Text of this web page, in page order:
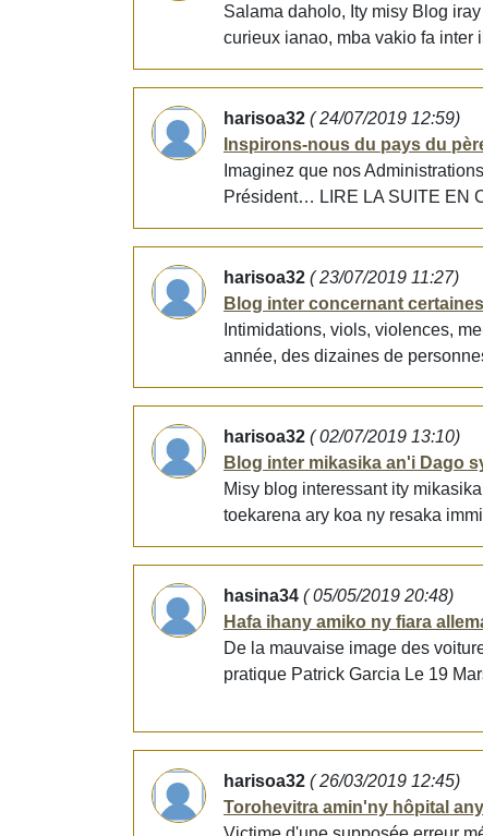
Salama daholo, Ity misy Blog
curieux ianao, mba vakio fa inter
harisoa32 ( 24/07/2019 12:59)
Inspirons-nous du pays du
Imaginez que nos
Président… LIRE LA SUITE EN
harisoa32 ( 23/07/2019 11:27)
Blog inter concernant
Intimidations, viols, violences,
année, des dizaines de
harisoa32 ( 02/07/2019 13:10)
Blog inter mikasika an'i Dago
Misy blog interessant ity
toekarena ary koa ny resaka
hasina34 ( 05/05/2019 20:48)
Hafa ihany amiko ny fiara
De la mauvaise image des
pratique Patrick Garcia Le 19
harisoa32 ( 26/03/2019 12:45)
Torohevitra amin'ny hôpital